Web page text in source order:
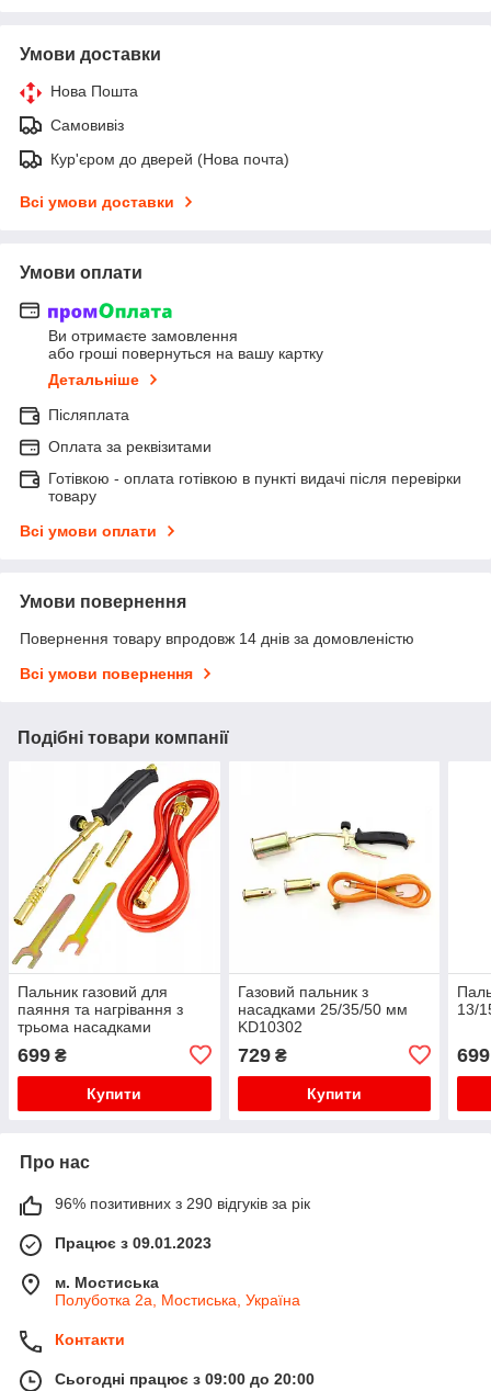
Умови доставки
Нова Пошта
Самовивіз
Кур'єром до дверей (Нова почта)
Всі умови доставки
Умови оплати
Ви отримаєте замовлення
або гроші повернуться на вашу картку
Детальніше
Післяплата
Оплата за реквізитами
Готівкою - оплата готівкою в пункті видачі після перевірки
товару
Всі умови оплати
Умови повернення
Повернення товару впродовж 14 днів за домовленістю
Всі умови повернення
Подібні товари компанії
Пальник газовий для
паяння та нагрівання з
трьома насадками
13/14/17мм) та шлангом
1.5 м KD10303 Пальник
газовий з насадкам
699 ₴
Купити
Газовий пальник з
насадками 25/35/50 мм
KD10302
729₴
Купити
13/
699
Про нас
96% позитивних з 290 відгуків за рік
Працює з 09.01.2023
м. Мостиська
Полуботка 2а, Мостиська, Україна
Контакти
Сьогодні працює з 09:00 до 20:00